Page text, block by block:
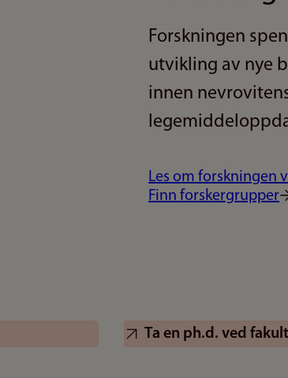
Forskningen
utvikling av nye
innen
Les om forskningen
Finn forskergrupper
Ta en ph.d. ved